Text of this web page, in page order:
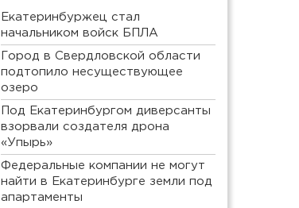
Екатеринбуржец стал
начальником войск БПЛА
Город в Свердловской области
подтопило несуществующее
озеро
Под Екатеринбургом диверсанты
взорвали создателя дрона
«Упырь»
Федеральные компании не могут
найти в Екатеринбурге земли под
апартаменты